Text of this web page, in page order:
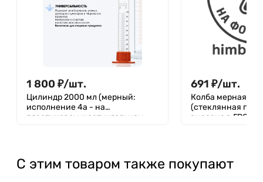
1 800 ₽/шт.
Цилиндр 2000 мл (мерный:
исполнение 4а - на
пластиковом шестиугольном
691 ₽/шт.
Колба мерная 2-
(стеклянная
внесена в ГРСИ)
С этим товаром также покупают